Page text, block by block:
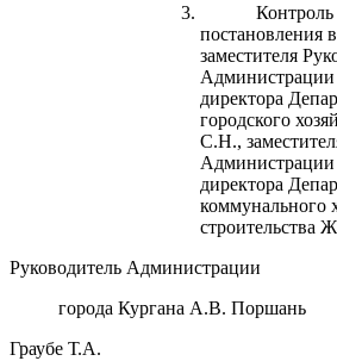
постановления
заместителя
Администрации
директора
городского
С.Н.,
Администрации
директора
коммунального
строительства
Руководитель Администрации
города Кургана А.В. Поршань
Граубе Т.А.